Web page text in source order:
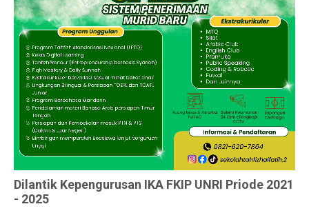
Dilantik Kepengurusan IKA FKIP UNRI Priode 2021
- 2025